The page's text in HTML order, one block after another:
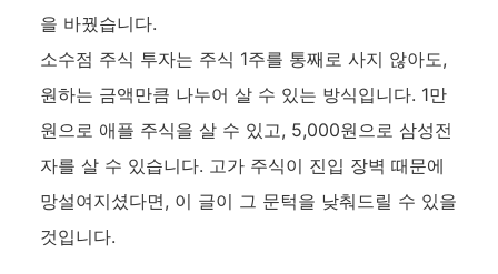
을 바꿨습니다.
소수점 주식 투자는 주식 1주를 통째로 사지 않아도,
원하는 금액만큼 나누어 살 수 있는 방식입니다. 1만
원으로 애플 주식을 살 수 있고, 5,000원으로 삼성전
자를 살 수 있습니다. 고가 주식이 진입 장벽 때문에
망설여지셨다면, 이 글이 그 문턱을 낮춰드릴 수 있을
것입니다.